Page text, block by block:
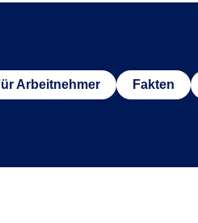
Arbeitnehmer Fakten